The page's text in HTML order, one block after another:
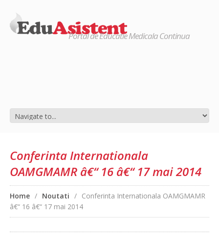
Portal de Educatie Medicala Continua
Conferinta Internationala
OAMGMAMR â€“ 16 â€“ 17 mai 2014
Home / Noutati / Conferinta Internationala OAMGMAMR
â€“ 16 â€“ 17 mai 2014